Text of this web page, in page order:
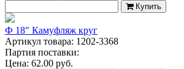
Купить
Ф 18" Камуфляж круг
Артикул товара: 1202-3368
Партия поставки:
Цена: 62.00 руб.